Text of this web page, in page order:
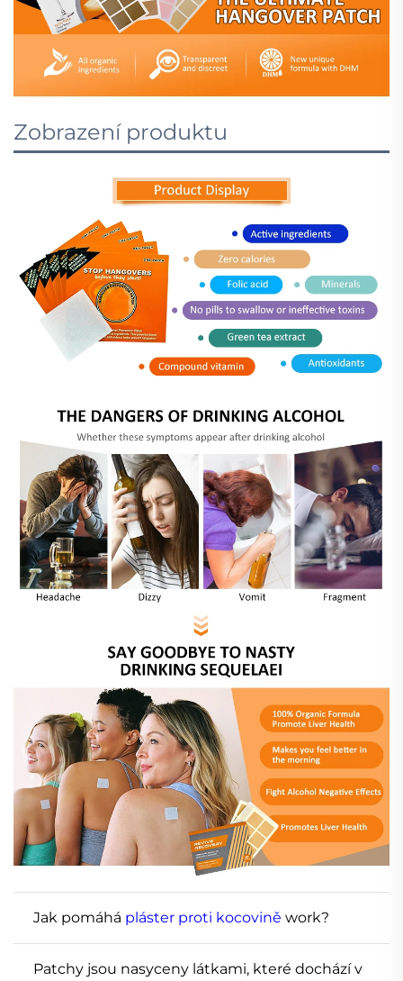
Zobrazení produktu
Jak pomáhá pláster proti kocovině work?
Patchy jsou nasyceny látkami, které dochází v